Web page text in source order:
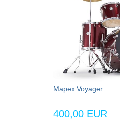
Mapex Voyager
400,00 EUR